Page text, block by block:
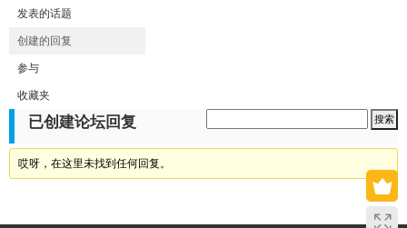
发表的话题
创建的回复
参与
收藏夹
已创建论坛回复
哎呀，在这里未找到任何回复。